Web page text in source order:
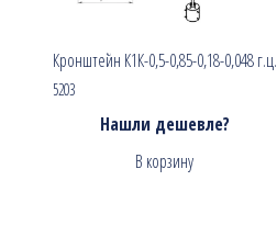
Кронштейн К1К-0,5-0,85-0,18-0,048 г.ц.
5203
Нашли дешевле?
В корзину